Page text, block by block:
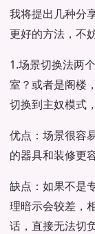
我将提出几种分
更好的方法，不
1.场景切换法两
室？或者是阁楼
切换到主奴模式
优点：场景很容
的器具和装修更
缺点：如果不是
理暗示会较差，
话，直接无法切负